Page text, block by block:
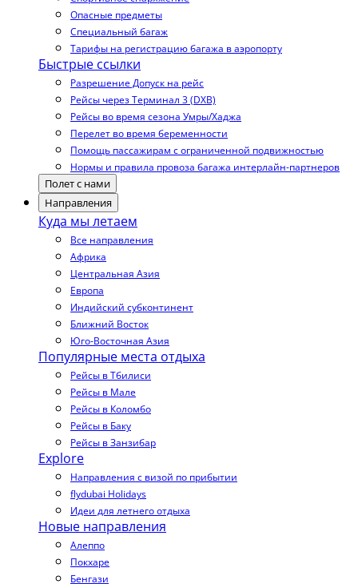
Опасные предметы
Специальный багаж
Тарифы на регистрацию багажа в аэропорту
Быстрые ссылки
Разрешение Допуск на рейс
Рейсы через Терминал 3 (DXB)
Рейсы во время сезона Умры/Хаджа
Перелет во время беременности
Помощь пассажирам с ограниченной подвижностью
Нормы и правила провоза багажа интерлайн-партнеров
Полет с нами
Направления
Куда мы летаем
Все направления
Африка
Центральная Азия
Европа
Индийский субконтинент
Ближний Восток
Юго-Восточная Азия
Популярные места отдыха
Рейсы в Тбилиси
Рейсы в Мале
Рейсы в Коломбо
Рейсы в Баку
Рейсы в Занзибар
Explore
Направления с визой по прибытии
flydubai Holidays
Идеи для летнего отдыха
Новые направления
Алеппо
Покхаре
Бенгази